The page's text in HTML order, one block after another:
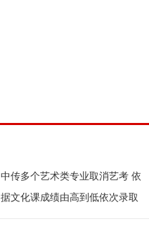
中传多个艺术类专业取消艺考 依
据文化课成绩由高到低依次录取